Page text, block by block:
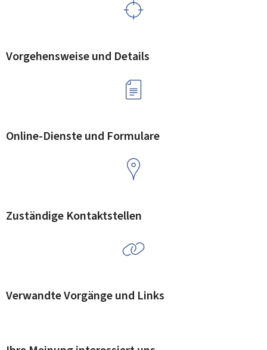
Vorgehensweise und Details
Online-Dienste und Formulare
Zuständige Kontaktstellen
Verwandte Vorgänge und Links